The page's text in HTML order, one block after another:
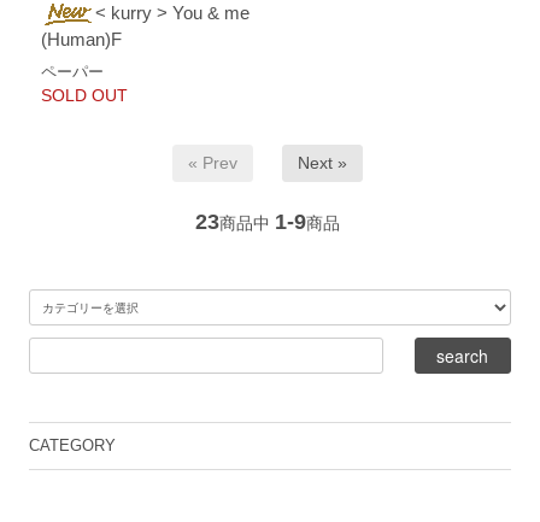
< kurry > You & me
(Human)F
ペーパー
SOLD OUT
« Prev Next »
23商品中 1-9商品
CATEGORY